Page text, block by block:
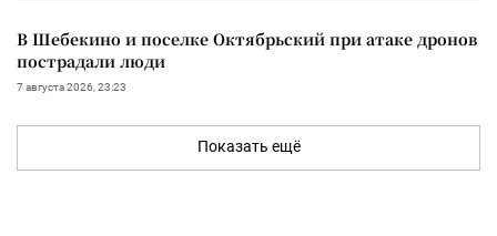
В Шебекино и поселке Октябрьский при атаке дронов
пострадали люди
7 августа 2026, 23:23
Показать ещё